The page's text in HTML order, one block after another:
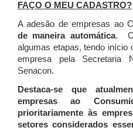
FAÇO O MEU CADASTRO?
A adesão de empresas ao
de maneira automática. O
algumas etapas, tendo início
empresa pela Secretaria
Senacon.
Destaca-se que
empresas ao
prioritariamente às
setores considerados